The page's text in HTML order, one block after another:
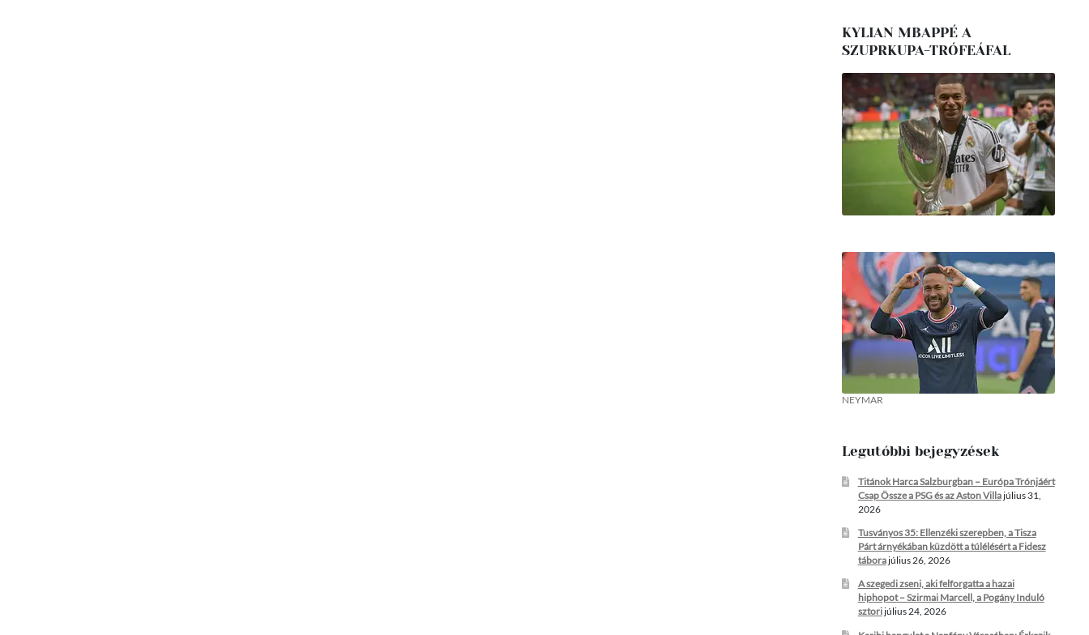
KYLIAN MBAPPÉ A
SZUPRKUPA-TRÓFEÁFAL
NEYMAR
Legutóbbi bejegyzések
Titánok Harca Salzburgban – Európa Trónjáért
Csap Össze a PSG és az Aston Villajúlius 31,
2026
Tusványos 35: Ellenzéki szerepben, a Tisza
Párt árnyékában küzdött a túlélésért a Fidesz
táborajúlius 26, 2026
A szegedi zseni, aki felforgatta a hazai
hiphopot – Szirmai Marcell, a Pogány Induló
sztorijúlius 24, 2026